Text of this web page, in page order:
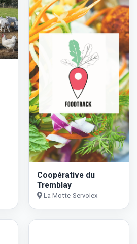
Coopérative du
Tremblay
La Motte-Servolex